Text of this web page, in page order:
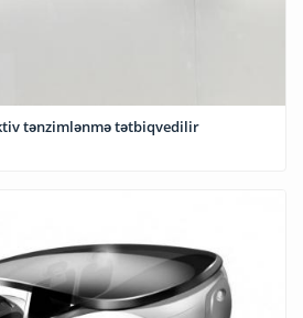
tənzimlənmə tətbiqvedilir